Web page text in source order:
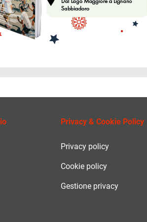
Privacy & Cookie Policy
Privacy policy
Cookie policy
Gestione privacy